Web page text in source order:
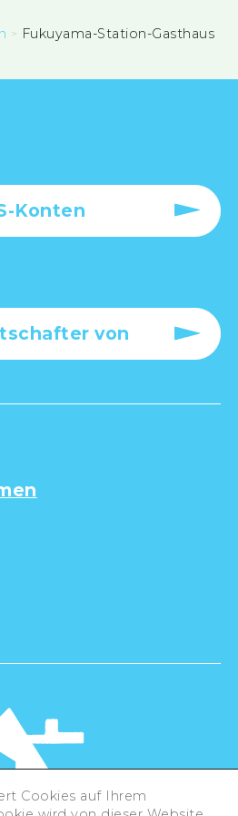
Fukuyama-Station-Gasthaus
Konten
von
Cookies auf Ihrem